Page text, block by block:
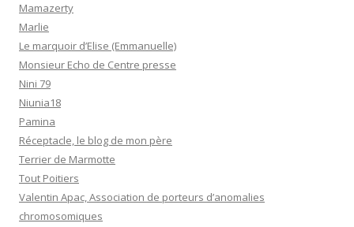
Mamazerty
Marlie
Le marquoir d’Elise (Emmanuelle)
Monsieur Echo de Centre presse
Nini 79
Niunia18
Pamina
Réceptacle, le blog de mon père
Terrier de Marmotte
Tout Poitiers
Valentin Apac, Association de porteurs d’anomalies
chromosomiques